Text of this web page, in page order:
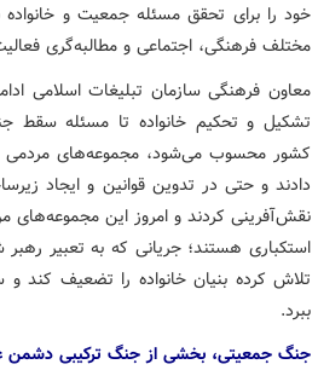
خود را برای تحقق مسئله جمعیت و خانواده
مختلف فرهنگی، اجتماعی و مطالبه‌گری
معاون فرهنگی سازمان تبلیغات اسلامی
تشکیل و تحکیم خانواده تا مسئله
کشور محسوب می‌شود، مجموعه‌های مردمی
دادند و حتی در تدوین قوانین و ایجاد
نقش‌آفرینی کردند و امروز این مجموعه‌های
استکباری هستند؛ جریانی که به تعبیر
تلاش کرده بنیان خانواده را تضعیف کند و
ببرد.
جنگ جمعیتی، بخشی از جنگ ترکیبی دشمن